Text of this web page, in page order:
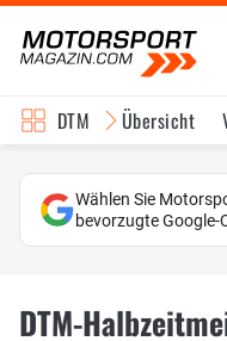
DTM Übersicht
Wählen Sie
bevorzugte Google-
DTM-